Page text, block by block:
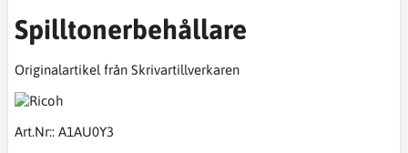
Spilltonerbehållare
Originalartikel från Skrivartillverkaren
Art.Nr:: A1AU0Y3